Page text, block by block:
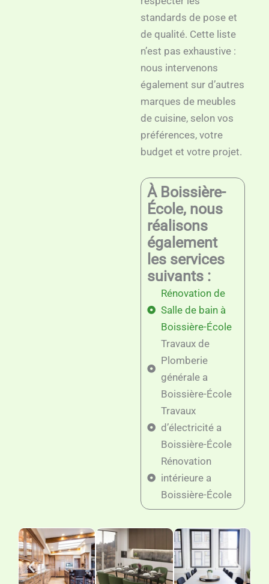
standards de pose et
de qualité. Cette liste
n’est pas exhaustive :
nous intervenons
également sur d’autres
marques de meubles
de cuisine, selon vos
préférences, votre
budget et votre projet.
À Boissière-
École, nous
réalisons
également
les services
suivants :
Rénovation de
Salle de bain à
Boissière-École
Travaux de
Plomberie
générale a
Boissière-École
Travaux
d’électricité a
Boissière-École
Rénovation
intérieure a
Boissière-École